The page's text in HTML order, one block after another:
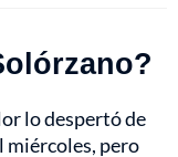
lo despertó de
miércoles, pero